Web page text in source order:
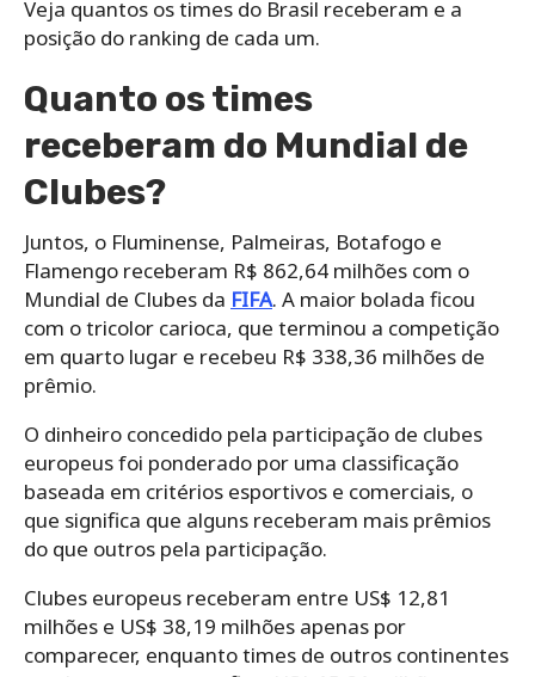
Veja quantos os times do Brasil receberam e a
posição do ranking de cada um.
Quanto os times
receberam do Mundial de
Clubes?
Juntos, o Fluminense, Palmeiras, Botafogo e
Flamengo receberam R$ 862,64 milhões com o
Mundial de Clubes da FIFA. A maior bolada ficou
com o tricolor carioca, que terminou a competição
em quarto lugar e recebeu R$ 338,36 milhões de
prêmio.
O dinheiro concedido pela participação de clubes
europeus foi ponderado por uma classificação
baseada em critérios esportivos e comerciais, o
que significa que alguns receberam mais prêmios
do que outros pela participação.
Clubes europeus receberam entre US$ 12,81
milhões e US$ 38,19 milhões apenas por
comparecer, enquanto times de outros continentes